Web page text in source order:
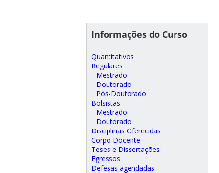
Informações do Curso
Quantitativos
Regulares
Mestrado
Doutorado
Pós-Doutorado
Bolsistas
Mestrado
Doutorado
Disciplinas Oferecidas
Corpo Docente
Teses e Dissertações
Egressos
Defesas agendadas